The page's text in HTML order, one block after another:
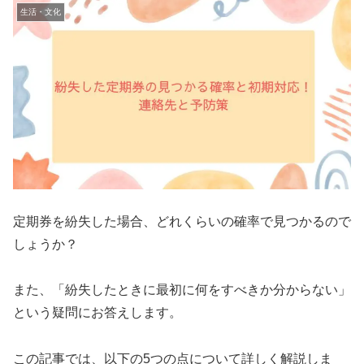
生活・文化
定期券を紛失した場合、どれくらいの確率で見つかるので
しょうか？
また、「紛失したときに最初に何をすべきか分からない」
という疑問にお答えします。
この記事では、以下の5つの点について詳しく解説しま